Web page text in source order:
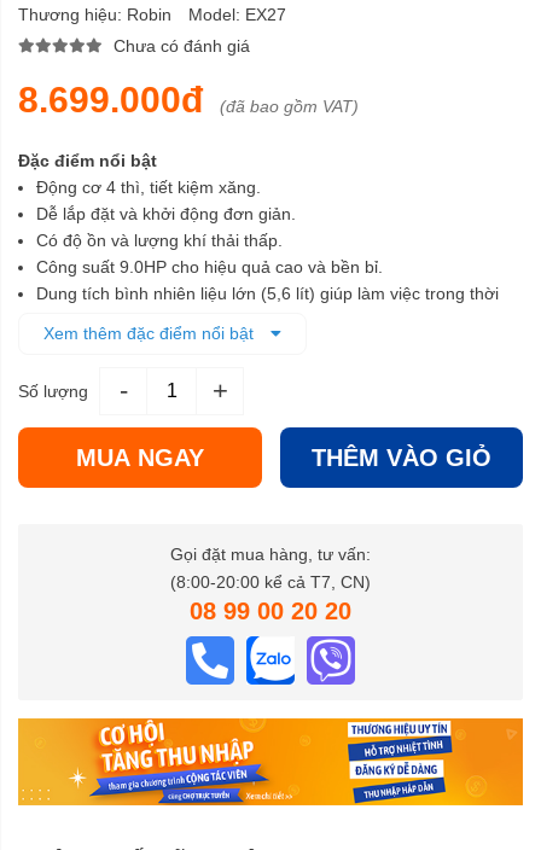
Thương hiệu: Robin Model: EX27
Chưa có đánh giá
8.699.000đ (đã bao gồm VAT)
Đặc điểm nổi bật
Động cơ 4 thì, tiết kiệm xăng.
Dễ lắp đặt và khởi động đơn giản.
Có độ ồn và lượng khí thải thấp.
Công suất 9.0HP cho hiệu quả cao và bền bỉ.
Dung tích bình nhiên liệu lớn (5,6 lít) giúp làm việc trong thời
Dùng trong máy đầm đất, đầu xịt rửa, máy bơm nước…
Xem thêm đặc điểm nổi bật
Số lượng - +
MUA NGAY THÊM VÀO GIỎ
Gọi đặt mua hàng, tư vấn:
(8:00-20:00 kể cả T7, CN)
08 99 00 20 20